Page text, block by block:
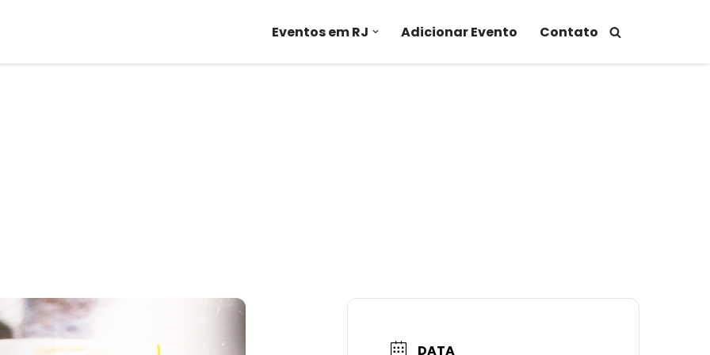
Eventos em RJ Adicionar Evento Contato
DATA